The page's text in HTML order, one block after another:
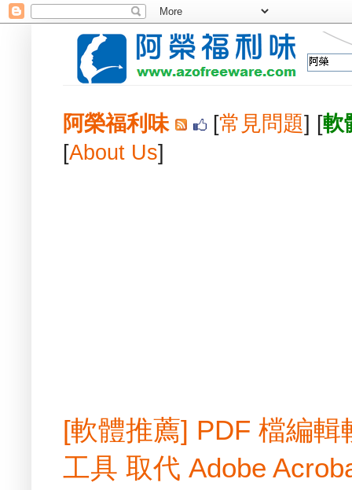
阿榮福利味 [常見問題] [軟
[About Us]
[軟體推薦] PDF 檔編
工具 取代 Adobe